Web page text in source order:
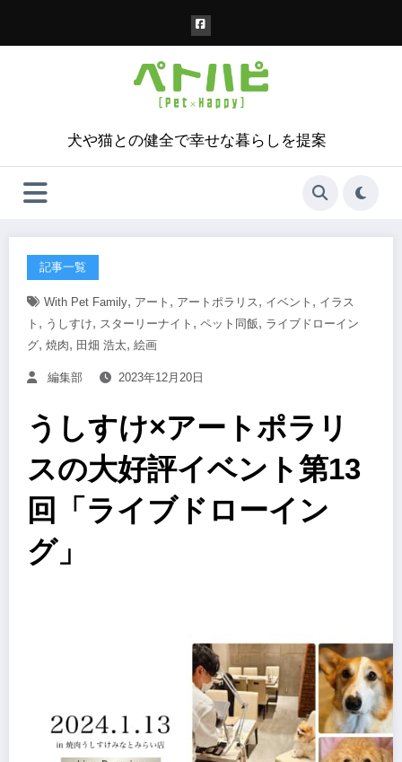
犬や猫との健全で幸せな暮らしを提案
記事一覧
With Pet Family, アート , アートポラリス, イベント , イラス
ト , うしすけ, スターリーナイト , ペット同飯, ライブドローイン
グ, 焼肉, 田畑 浩太, 絵画
編集部 2023年12月20日
うしすけ×アートポラリ
スの大好評イベント第13
回「ライブドローイン
グ」